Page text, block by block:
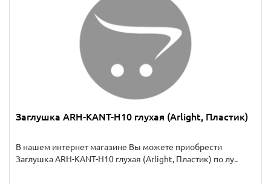
Заглушка ARH-KANT-H10 глухая (Arlight, Пластик)
В нашем интернет магазине Вы можете приобрести
Заглушка ARH-KANT-H10 глухая (Arlight, Пластик) по лу..